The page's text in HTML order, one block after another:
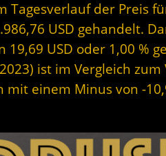
Tagesverlauf der Preis
USD gehandelt.
19,69 USD oder 1,00 %
ist im Vergleich zum
einem Minus von -